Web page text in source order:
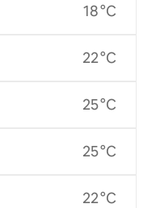
18 °C
22 °C
25 °C
25 °C
22 °C